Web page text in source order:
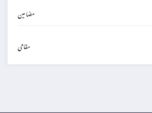
مضامین
مقامی